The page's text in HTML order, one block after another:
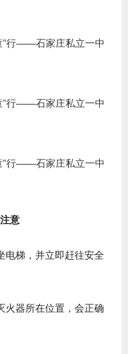
意
电梯，并立即赶往安全
火器所在位置，会正确